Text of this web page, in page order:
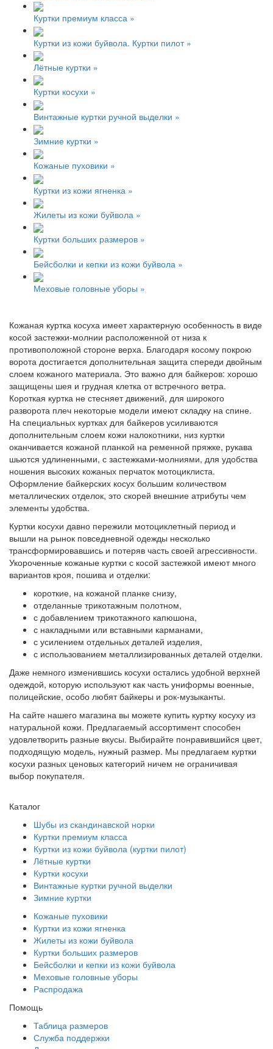
Куртки премиум класса »
Куртки из кожи буйвола. Куртки пилот »
Лётные куртки »
Куртки косухи »
Винтажные куртки ручной выделки »
Зимние куртки »
Кожаные пуховики »
Куртки из кожи ягненка »
Жилеты из кожи буйвола »
Куртки больших размеров »
Бейсболки и кепки из кожи буйвола »
Меховые головные уборы »
Кожаная куртка косуха имеет характерную особенность в виде
косой застежки-молнии расположенной от низа к
противоположной стороне верха. Благодаря косому покрою
ворота достигается дополнительная защита спереди двойным
слоем кожаного материала. Это важно для байкеров: хорошо
защищены шея и грудная клетка от встречного ветра.
Короткая куртка не стесняет движений, для широкого
разворота плеч некоторые модели имеют складку на спине.
На специальных куртках для байкеров усиливаются
дополнительным слоем кожи налокотники, низ куртки
оканчивается кожаной планкой на ременной пряжке, рукава
шьются удлиненными, с застежками-молниями, для удобства
ношения высоких кожаных перчаток мотоциклиста.
Оформление байкерских косух большим количеством
металлических отделок, это скорей внешние атрибуты чем
элементы удобства.
Куртки косухи давно пережили мотоциклетный период и
вышли на рынок повседневной одежды несколько
трансформировавшись и потеряв часть своей агрессивности.
Укороченные кожаные куртки с косой застежкой имеют много
вариантов кроя, пошива и отделки:
короткие, на кожаной планке снизу,
отделанные трикотажным полотном,
с добавлением трикотажного капюшона,
с накладными или вставными карманами,
с усилением отдельных деталей изделия,
с использованием металлизированных деталей отделки.
Даже немного изменившись косухи остались удобной верхней
одеждой, которую используют как часть униформы военные,
полицейские, особо любят байкеры и рок-музыканты.
На сайте нашего магазина вы можете купить куртку косуху из
натуральной кожи. Предлагаемый ассортимент способен
удовлетворить разные вкусы. Выбирайте понравившийся цвет,
подходящую модель, нужный размер. Мы предлагаем куртки
косухи разных ценовых категорий ничем не ограничивая
выбор покупателя.
Каталог
Шубы из скандинавской норки
Куртки премиум класса
Куртки из кожи буйвола (куртки пилот)
Лётные куртки
Куртки косухи
Винтажные куртки ручной выделки
Зимние куртки
Кожаные пуховики
Куртки из кожи ягненка
Жилеты из кожи буйвола
Куртки больших размеров
Бейсболки и кепки из кожи буйвола
Меховые головные уборы
Распродажа
Помощь
Таблица размеров
Служба поддержки